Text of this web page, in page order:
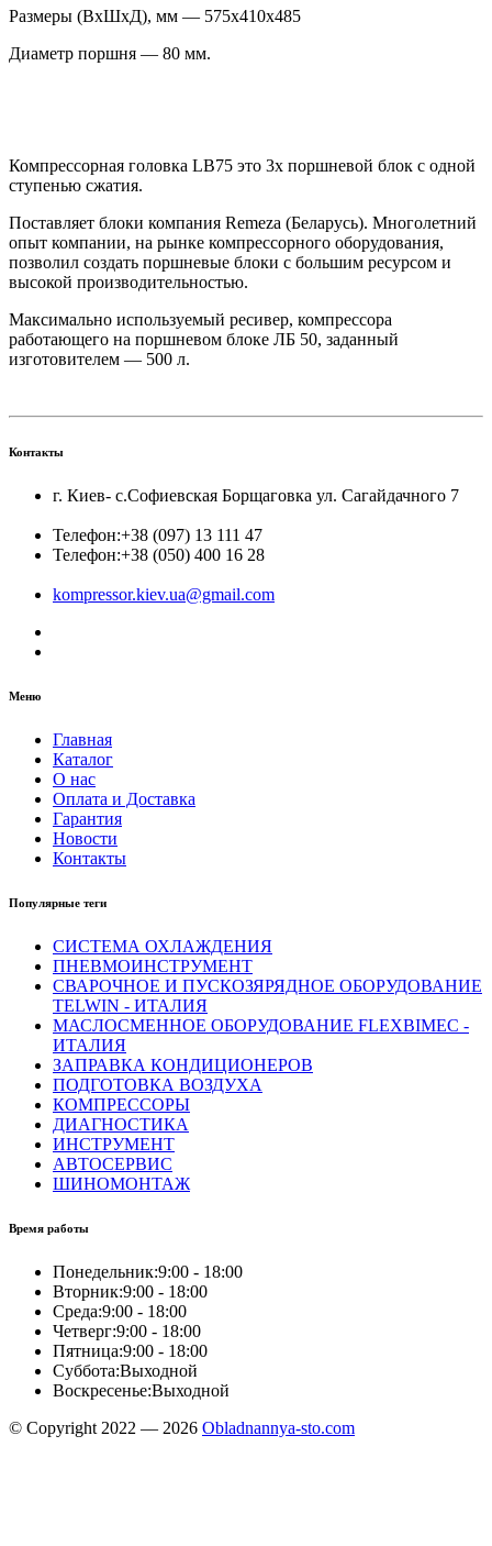
Размеры (ВхШхД), мм — 575х410х485
Диаметр поршня — 80 мм.
Компрессорная головка LB75 это 3х поршневой блок с одной
ступенью сжатия.
Поставляет блоки компания Remeza (Беларусь). Многолетний
опыт компании, на рынке компрессорного оборудования,
позволил создать поршневые блоки с большим ресурсом и
высокой производительностью.
Максимально используемый ресивер, компрессора
работающего на поршневом блоке ЛБ 50, заданный
изготовителем — 500 л.
Контакты
г. Киев- с.Софиевская Борщаговка ул. Сагайдачного 7
Телефон:+38 (097) 13 111 47
Телефон:+38 (050) 400 16 28
kompressor.kiev.ua@gmail.com
Меню
Главная
Каталог
О нас
Оплата и Доставка
Гарантия
Новости
Контакты
Популярные теги
СИСТЕМА ОХЛАЖДЕНИЯ
ПНЕВМОИНСТРУМЕНТ
СВАРОЧНОЕ И ПУСКОЗЯРЯДНОЕ ОБОРУДОВАНИЕ
TELWIN - ИТАЛИЯ
МАСЛОСМЕННОЕ ОБОРУДОВАНИЕ FLEXBIMEC -
ИТАЛИЯ
ЗАПРАВКА КОНДИЦИОНЕРОВ
ПОДГОТОВКА ВОЗДУХА
КОМПРЕССОРЫ
ДИАГНОСТИКА
ИНСТРУМЕНТ
АВТОСЕРВИС
ШИНОМОНТАЖ
Время работы
Понедельник:9:00 - 18:00
Вторник:9:00 - 18:00
Среда:9:00 - 18:00
Четверг:9:00 - 18:00
Пятница:9:00 - 18:00
Суббота:Выходной
Воскресенье:Выходной
© Copyright 2022 — 2026 Obladnannya-sto.com